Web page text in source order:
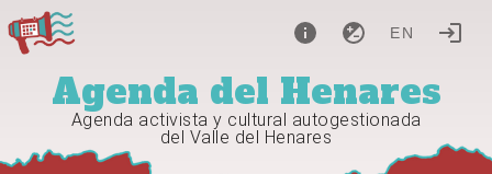
EN
Agenda del Henares
Agenda activista y cultural autogestionada
del Valle del Henares